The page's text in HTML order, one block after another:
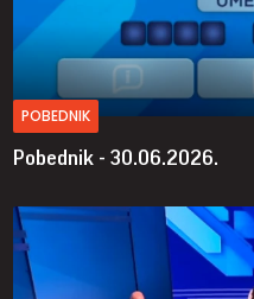
POBEDNIK
Pobednik - 30.06.2026.